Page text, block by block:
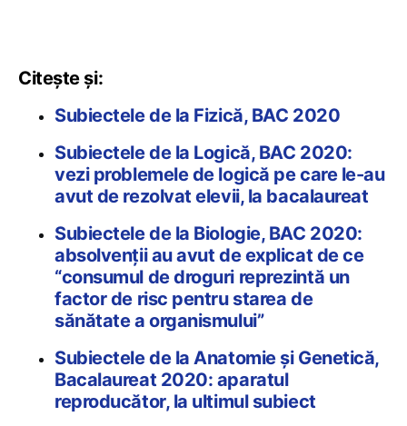
Citește și:
Subiectele de la Fizică, BAC 2020
Subiectele de la Logică, BAC 2020:
vezi problemele de logică pe care le-au
avut de rezolvat elevii, la bacalaureat
Subiectele de la Biologie, BAC 2020:
absolvenții au avut de explicat de ce
“consumul de droguri reprezintă un
factor de risc pentru starea de
sănătate a organismului”
Subiectele de la Anatomie și Genetică,
Bacalaureat 2020: aparatul
reproducător, la ultimul subiect